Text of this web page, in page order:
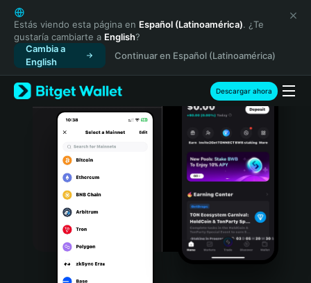
English
日本語
Tiếng Việt
Русский
Español (Latinoamérica)
Türkçe
Italiano
Português (Portugal)
Bahasa Indonesia
Estás viendo esta página en Español (Latinoamérica). ¿Te
gustaría cambiarte a English?
Cambia a
English
Continuar en Español (Latinoamérica)
Descargar ahora